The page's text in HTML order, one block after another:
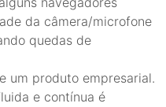
da câmera/microfone
quedas de
um produto empresarial.
e contínua é